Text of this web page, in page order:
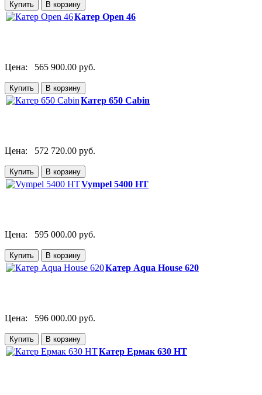
Катер Open 46
Цена: 565 900.00 руб.
Катер 650 Cabin
Цена: 572 720.00 руб.
Vympel 5400 HT
Цена: 595 000.00 руб.
Катер Aqua House 620
Цена: 596 000.00 руб.
Катер Ермак 630 HT